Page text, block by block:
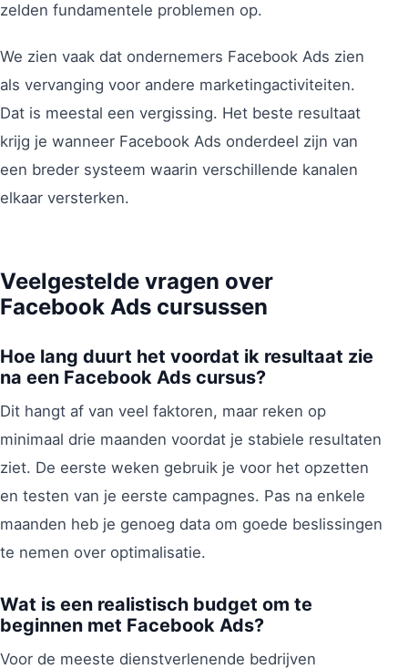
zelden fundamentele problemen op.
We zien vaak dat ondernemers Facebook Ads zien
als vervanging voor andere marketingactiviteiten.
Dat is meestal een vergissing. Het beste resultaat
krijg je wanneer Facebook Ads onderdeel zijn van
een breder systeem waarin verschillende kanalen
elkaar versterken.
Veelgestelde vragen over
Facebook Ads cursussen
Hoe lang duurt het voordat ik resultaat zie
na een Facebook Ads cursus?
Dit hangt af van veel faktoren, maar reken op
minimaal drie maanden voordat je stabiele resultaten
ziet. De eerste weken gebruik je voor het opzetten
en testen van je eerste campagnes. Pas na enkele
maanden heb je genoeg data om goede beslissingen
te nemen over optimalisatie.
Wat is een realistisch budget om te
beginnen met Facebook Ads?
Voor de meeste dienstverlenende bedrijven